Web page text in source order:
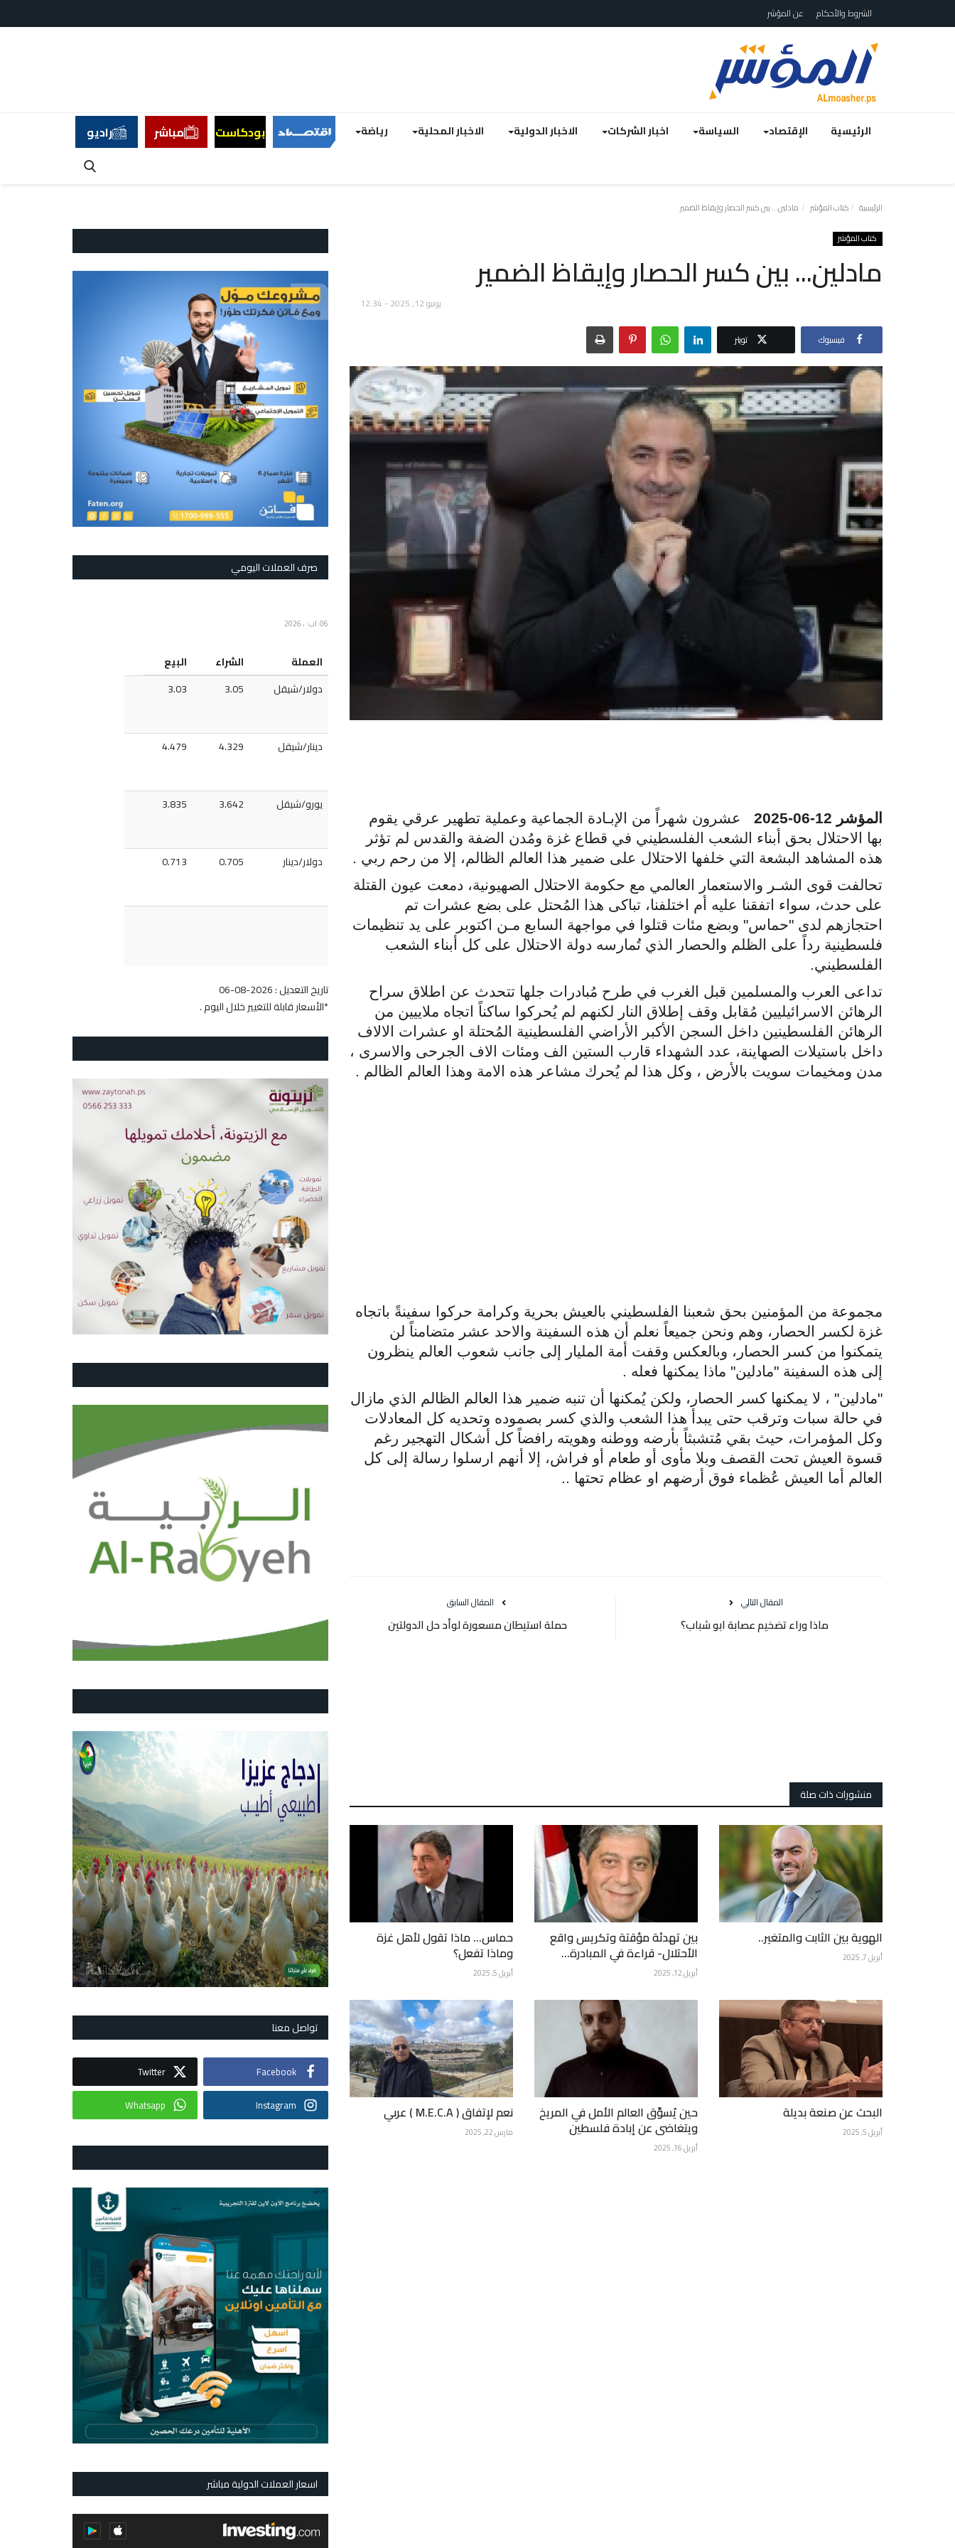
الشروط والأحكام عن المؤشر
الرئيسية الإقتصاد السياسة اخبار الشركات الاخبار الدولية الاخبار المحلية رياضة بودكاست مباشر راديو
الرئيسية كتاب المؤشر مادلين... بين كسر الحصار وإيقاظ الضمير
كتاب المؤشر
مادلين... بين كسر الحصار وإيقاظ الضمير
يونيو 12, 2025 - 12:34
فيسبوك تويتر
المؤشر 12-06-2025
عشرون شهراً من الإبـادة الجماعية وعملية تطهير عرقي يقوم
بها الاحتلال بحق أبناء الشعب الفلسطيني في قطاع غزة ومُدن الضفة والقدس لم تؤثر
هذه المشاهد البشعة التي خلفها الاحتلال على ضمير هذا العالم الظالم، إلا من رحم ربي .
تحالفت قوى الشـر والاستعمار العالمي مع حكومة الاحتلال الصهيونية، دمعت عيون القتلة
على حدث، سواء اتفقنا عليه أم اختلفنا، تباكى هذا المُحتل على بضع عشرات تم
احتجازهم لدى "حماس" وبضع مئات قتلوا في مواجهة السابع مـن اكتوبر على يد تنظيمات
فلسطينية رداً على الظلم والحصار الذي تُمارسه دولة الاحتلال على كل أبناء الشعب
الفلسطيني.
تداعى العرب والمسلمين قبل الغرب في طرح مُبادرات جلها تتحدث عن اطلاق سراح
الرهائن الاسرائيليين مُقابل وقف إطلاق النار لكنهم لم يُحركوا ساكناً اتجاه ملاييين من
الرهائن الفلسطينين داخل السجن الأكبر الأراضي الفلسطينية المُحتلة او عشرات الالاف
داخل باستيلات الصهاينة، عدد الشهداء قارب الستين الف ومئات الاف الجرحى والاسرى ،
مدن ومخيمات سويت بالأرض ، وكل هذا لم يُحرك مشاعر هذه الامة وهذا العالم الظالم .
مجموعة من المؤمنين بحق شعبنا الفلسطيني بالعيش بحرية وكرامة حركوا سفينةً باتجاه
غزة لكسر الحصار، وهم ونحن جميعاً نعلم أن هذه السفينة والاحد عشر متضامناً لن
يتمكنوا من كسر الحصار، وبالعكس وقفت أمة المليار إلى جانب شعوب العالم ينظرون
إلى هذه السفينة "مادلين" ماذا يمكنها فعله .
"مادلين" ، لا يمكنها كسر الحصار، ولكن يُمكنها أن تنبه ضمير هذا العالم الظالم الذي مازال
في حالة سبات وترقب حتى يبدأ هذا الشعب والذي كسر بصموده وتحديه كل المعادلات
وكل المؤمرات، حيث بقي مُتشبثاً بأرضه ووطنه وهويته رافضاً كل أشكال التهجير رغم
قسوة العيش تحت القصف وبلا مأوى أو طعام أو فراش، إلا أنهم ارسلوا رسالة إلى كل
العالم أما العيش عُظماء فوق أرضهم او عظام تحتها ..
المقال السابق
حملة استيطان مسعورة لوأد حل الدولتين
المقال التالي
ماذا وراء تضخيم عصابة ابو شباب؟
منشورات ذات صلة
الهوية بين الثابت والمتغير..
أبريل 7, 2025
بين تهدئة مؤقتة وتكريس واقع
الأحتلال- قراءة في المبادرة...
أبريل 12, 2025
حماس... ماذا تقول لأهل غزة
وماذا تفعل؟
أبريل 5, 2025
البحث عن صنعة بديلة
أبريل 5, 2025
حين يُسوِّق العالم الأمل في المريخ
ويتغاضى عن إبادة فلسطين
أبريل 16, 2025
نعم لإتفاق ( M.E.C.A ) عربي
مارس 22, 2025
صرف العملات اليومي
06 اب ، 2026
العملة الشراء
البيع
دولار/شيقل
3.05
3.03
دينار/شيقل 4.329
4.479
يورو/شيقل 3.642
3.835
دولار/دينار 0.705
0.713
تاريخ التعديل : 2026-08-06
*الأسعار قابلة للتغيير خلال اليوم .
تواصل معنا
Facebook
Twitter
Instagram
Whatsapp
اسعار العملات الدولية مباشر